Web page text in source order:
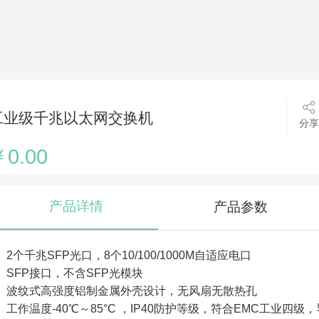
业级千兆以太网交换机 分享
0.00
产品详情 产品参数
2个千兆SFP光口，8个10/100/1000M自适应电口
SFP接口，不含SFP光模块
波纹式高强度铝制金属外壳设计，无风扇无散热孔
工作温度-40℃～85°C ，IP40防护等级，符合EMC工业四级，